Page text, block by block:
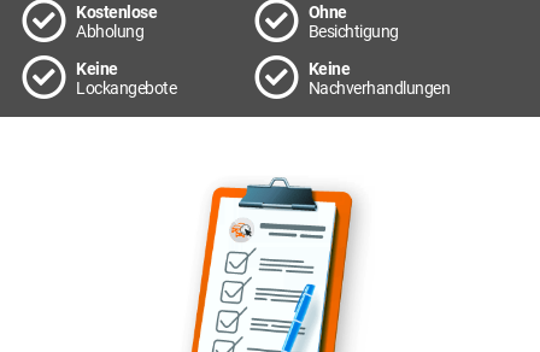
Kostenlose
Abholung
Ohne
Besichtigung
Keine
Lockangebote
Keine
Nachverhandlungen